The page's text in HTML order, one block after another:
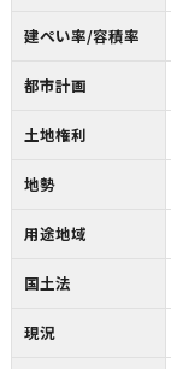
建ぺい率/容積率
都市計画
土地権利
地勢
用途地域
国土法
現況